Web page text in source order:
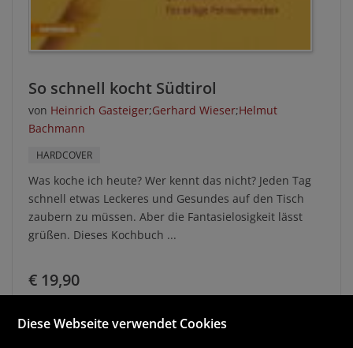
So schnell kocht Südtirol
von Heinrich Gasteiger;Gerhard Wieser;Helmut
Bachmann
HARDCOVER
Was koche ich heute? Wer kennt das nicht? Jeden Tag
schnell etwas Leckeres und Gesundes auf den Tisch
zaubern zu müssen. Aber die Fantasielosigkeit lässt
grüßen. Dieses Kochbuch ...
€ 19,90
In den Warenkorb
Diese Webseite verwendet Cookies